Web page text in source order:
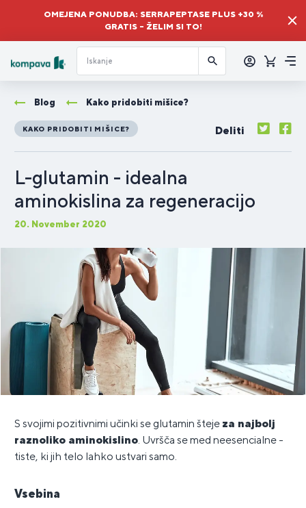
OMEJENA PONUDBA: SERRAPEPTASE PLUS +30 %
GRATIS – ŽELIM SI TO!
Blog Kako pridobiti mišice?
KAKO PRIDOBITI MIŠICE? Deliti
L-glutamin - idealna
aminokislina za regeneracijo
20. November 2020
S svojimi pozitivnimi učinki se glutamin šteje za najbolj
raznoliko aminokislino . Uvršča se med neesencialne -
tiste, ki jih telo lahko ustvari samo.
Vsebina